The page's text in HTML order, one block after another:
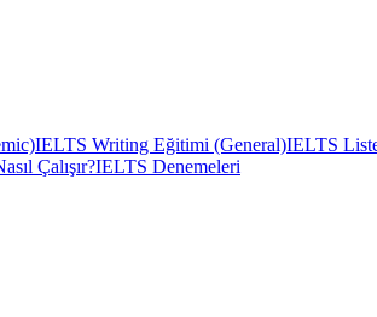
IELTS Writing Eğitimi (General)IELTS
Çalışır?IELTS Denemeleri